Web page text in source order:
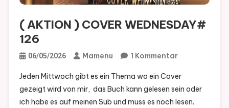
( AKTION ) COVER WEDNESDAY#
126
06/05/2026 Mamenu 1 KommentarZu
AKTION
)
COVER
Jeden Mittwoch gibt es ein Thema wo ein Cover
gezeigt wird von mir, das Buch kann gelesen sein oder
ich habe es auf meinen Sub und muss es noch lesen.